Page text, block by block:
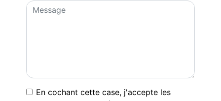
En cochant cette case, j'accepte les